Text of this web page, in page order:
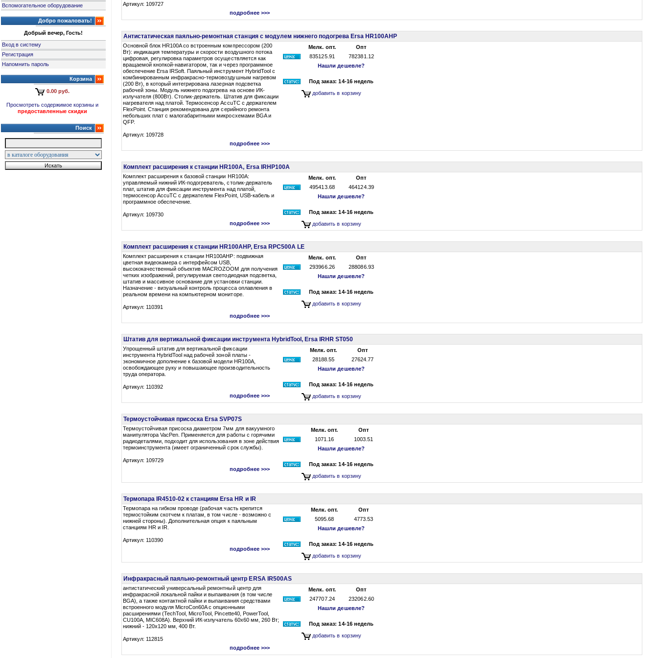
Вспомогательное оборудование
Добро пожаловать!
Добрый вечер, Гость!
Вход в систему
Регистрация
Напомнить пароль
Корзина
0.00 руб.
Просмотреть содержимое корзины и
предоставленные скидки
Поиск
Артикул: 109727
подробнее >>>
Антистатическая паяльно-ремонтная станция с модулем нижнего подогрева Ersa HR100AHP
Основной блок HR100A со встроенным компрессором (200
Вт): индикация температуры и скорости воздушного потока
цифровая, регулировка параметров осуществляется как
вращаемой кнопкой-навигатором, так и через программное
обеспечение Ersa IRSoft. Паяльный инструмент HybridTool с
комбинированным инфракрасно-термовоздушным нагревом
(200 Вт), в который интегрирована лазерная подсветка
рабочей зоны. Модуль нижнего подогрева на основе ИК-
излучателя (800Вт). Столик-держатель. Штатив для фиксации
нагревателя над платой. Термосенсор AccuTC с держателем
FlexPoint. Станция рекомендована для серийного ремонта
небольших плат с малогабаритными микросхемами BGA и
QFP.
Артикул: 109728
подробнее >>>
Мелк. опт.
Опт
835125.91
782381.12
Нашли дешевле?
Под заказ: 14-16 недель
добавить в корзину
Комплект расширения к станции HR100A, Ersa IRHP100A
Комплект расширения к базовой станции HR100A:
управляемый нижний ИК-подогреватель, столик-держатель
плат, штатив для фиксации инструмента над платой,
термосенсор AccuTC с держателем FlexPoint, USB-кабель и
программное обеспечение.
Артикул: 109730
подробнее >>>
Мелк. опт.
Опт
495413.68
464124.39
Нашли дешевле?
Под заказ: 14-16 недель
добавить в корзину
Комплект расширения к станции HR100AHP, Ersa RPC500A LE
Комплект расширения к станции HR100AHP: подвижная
цветная видеокамера с интерфейсом USB,
высококачественный объектив MACROZOOM для получения
четких изображений, регулируемая светодиодная подсветка,
штатив и массивное основание для установки станции.
Назначение - визуальный контроль процесса оплавления в
реальном времени на компьютерном мониторе.
Артикул: 110391
подробнее >>>
Мелк. опт.
Опт
293966.26
288086.93
Нашли дешевле?
Под заказ: 14-16 недель
добавить в корзину
Штатив для вертикальной фиксации инструмента HybridTool, Ersa IRHR ST050
Упрощенный штатив для вертикальной фиксации
инструмента HybridTool над рабочей зоной платы -
экономичное дополнение к базовой модели HR100A,
освобождающее руку и повышающее производительность
труда оператора.
Артикул: 110392
подробнее >>>
Мелк. опт.
Опт
28188.55
27624.77
Нашли дешевле?
Под заказ: 14-16 недель
добавить в корзину
Термоустойчивая присоска Ersa SVP07S
Термоустойчивая присоска диаметром 7мм для вакуумного
манипулятора VacPen. Применяется для работы с горячими
радиодеталями, подходит для использования в зоне действия
термоинструмента (имеет ограниченный срок службы).
Артикул: 109729
подробнее >>>
Мелк. опт.
Опт
1071.16
1003.51
Нашли дешевле?
Под заказ: 14-16 недель
добавить в корзину
Термопара IR4510-02 к станциям Ersa HR и IR
Термопара на гибком проводе (рабочая часть крепится
термостойким скотчем к платам, в том числе - возможно с
нижней стороны). Дополнительная опция к паяльным
станциям HR и IR.
Артикул: 110390
подробнее >>>
Мелк. опт.
Опт
5095.68
4773.53
Нашли дешевле?
Под заказ: 14-16 недель
добавить в корзину
Инфракрасный паяльно-ремонтный центр ERSA IR500AS
антистатический универсальный ремонтный центр для
инфракрасной локальной пайки и выпаивания (в том числе
BGA), а также контактной пайки и выпаивания средствами
встроенного модуля MicroCon60A с опционными
расширениями (TechTool, MicroTool, Pincette40, PowerTool,
CU100A, MIC608A). Верхний ИК-излучатель 60x60 мм, 260 Вт;
нижний - 120x120 мм, 400 Вт.
Артикул: 112815
подробнее >>>
Мелк. опт.
Опт
247707.24
232062.60
Нашли дешевле?
Под заказ: 14-16 недель
добавить в корзину